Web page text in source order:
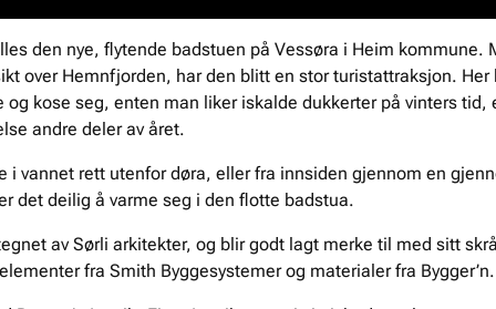
den nye, flytende badstuen på Vessøra i Heim kommune.
over Hemnfjorden, har den blitt en stor turistattraksjon. Her
og kose seg, enten man liker iskalde dukkerter på vinters tid,
andre deler av året.
i vannet rett utenfor døra, eller fra innsiden gjennom en
det deilig å varme seg i den flotte badstua.
av Sørli arkitekter, og blir godt lagt merke til med sitt
fra Smith Byggesystemer og materialer fra Bygger’n.